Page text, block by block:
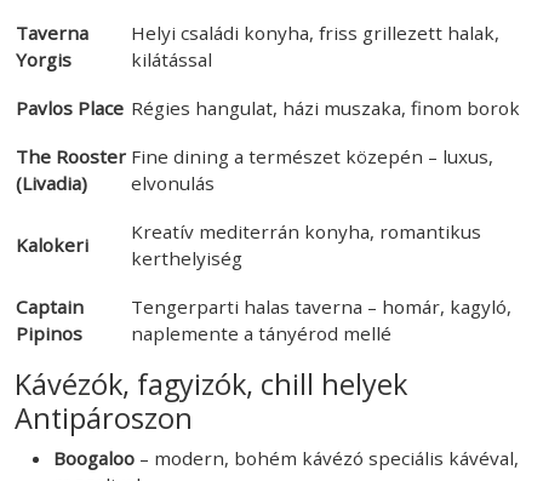
Taverna
Yorgis
Helyi családi konyha, friss grillezett halak,
kilátással
Pavlos Place Régies hangulat, házi muszaka, finom borok
The Rooster
(Livadia)
Fine dining a természet közepén – luxus,
elvonulás
Kalokeri
Kreatív mediterrán konyha, romantikus
kerthelyiség
Captain
Pipinos
Tengerparti halas taverna – homár, kagyló,
naplemente a tányérod mellé
Kávézók, fagyizók, chill helyek
Antipároszon
Boogaloo – modern, bohém kávézó speciális kávéval,